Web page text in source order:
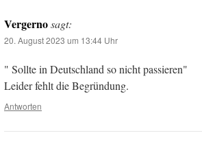
Vergernosagt:
20. August 2023 um 13:44 Uhr
" Sollte in Deutschland so nicht passieren"
Leider fehlt die Begründung.
Antworten